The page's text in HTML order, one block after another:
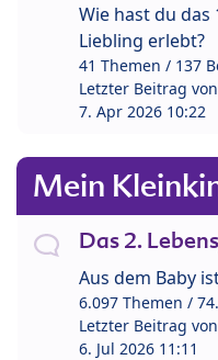
Wie hast du das
Liebling erlebt?
41 Themen / 137
Letzter Beitrag von
7. Apr 2026 10:22
Mein
Das 2.
Aus dem Baby
6.097 Themen /
Letzter Beitrag von
6. Jul 2026 11:11